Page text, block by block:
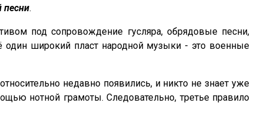
песни.
под сопровождение гусляра, обрядовые песни,
широкий пласт народной музыки - это военные
недавно появились, и никто не знает уже
нотной грамоты. Следовательно, третье правило